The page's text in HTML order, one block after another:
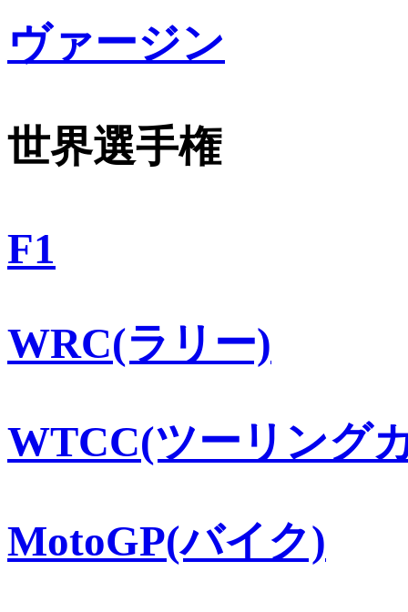
ヴァージン
世界選手権
F1
WRC(ラリー)
WTCC(ツーリング
MotoGP(バイク)